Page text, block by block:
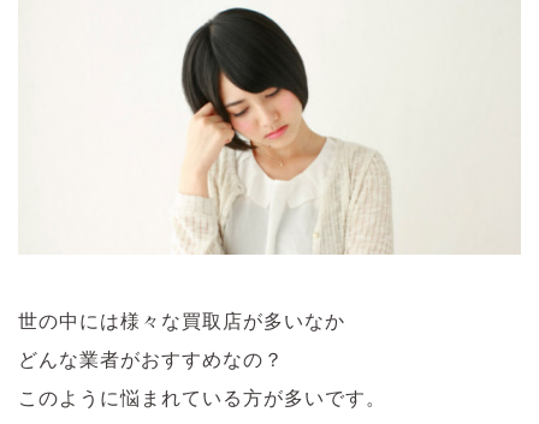
世の中には様々な買取店が多いなか
どんな業者がおすすめなの？
このように悩まれている方が多いです。